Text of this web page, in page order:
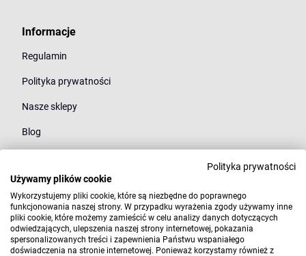
Informacje
Regulamin
Polityka prywatności
Nasze sklepy
Blog
Młodzież
Styl
Marki
Polityka prywatności
Używamy plików cookie
Wykorzystujemy pliki cookie, które są niezbędne do poprawnego
funkcjonowania naszej strony. W przypadku wyrażenia zgody używamy inne
pliki cookie, które możemy zamieścić w celu analizy danych dotyczących
odwiedzających, ulepszenia naszej strony internetowej, pokazania
spersonalizowanych treści i zapewnienia Państwu wspaniałego
doświadczenia na stronie internetowej. Ponieważ korzystamy również z